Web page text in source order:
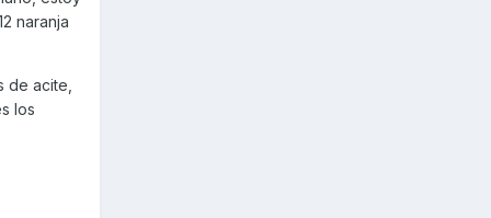
naranja
de acite,
los